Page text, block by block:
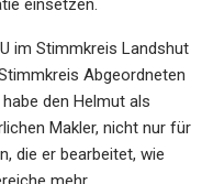
im Stimmkreis Landshut
Abgeordneten
den Helmut als
Makler, nicht nur für
die er bearbeitet, wie